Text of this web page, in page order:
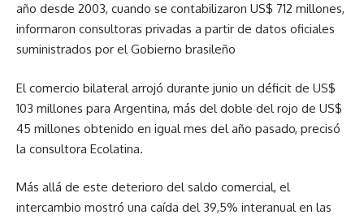
año desde 2003, cuando se contabilizaron US$ 712 millones,
informaron consultoras privadas a partir de datos oficiales
suministrados por el Gobierno brasileño
El comercio bilateral arrojó durante junio un déficit de US$
103 millones para Argentina, más del doble del rojo de US$
45 millones obtenido en igual mes del año pasado, precisó
la consultora Ecolatina.
Más allá de este deterioro del saldo comercial, el
intercambio mostró una caída del 39,5% interanual en las